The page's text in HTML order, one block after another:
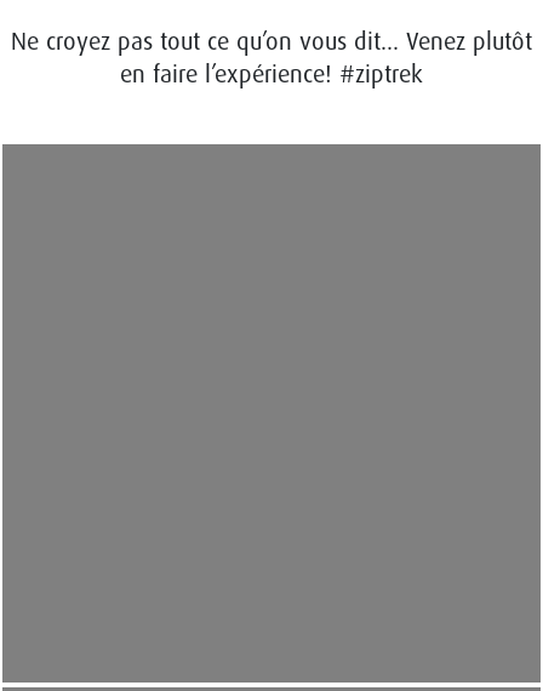
Ne croyez pas tout ce qu’on vous dit... Venez plutôt
en faire l’expérience! #ziptrek